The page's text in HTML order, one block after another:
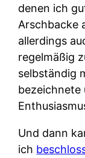
denen ich
Arschbacke
allerdings
regelmäßig
selbständig
bezeichnete
Und dann
ich